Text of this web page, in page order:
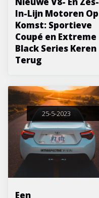
In-Lijn Motoren Op
Komst: Sportieve
Coupé en Extreme
Black Series Keren
Terug
25-5-2023
Een